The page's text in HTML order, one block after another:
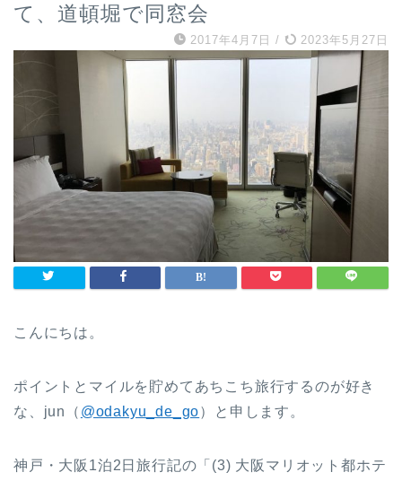
て、道頓堀で同窓会
2017年4月7日 / 2023年5月27日
こんにちは。
ポイントとマイルを貯めてあちこち旅行するのが好き
な、jun（ @odakyu_de_go）と申します。
神戸・大阪1泊2日旅行記の「(3) 大阪マリオット都ホテ